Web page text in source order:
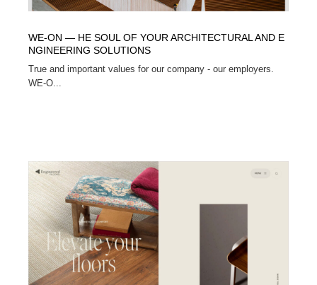
WE-ON — HE SOUL OF YOUR ARCHITECTURAL AND E
NGINEERING SOLUTIONS
True and important values for our company - our employers.
WE-O...